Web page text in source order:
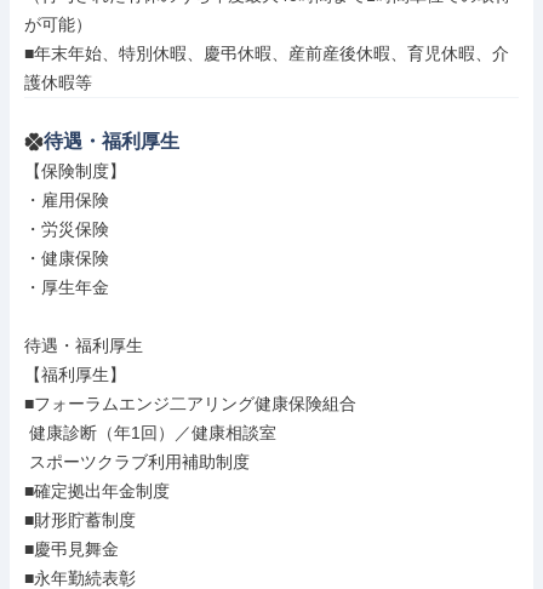
が可能）
■年末年始、特別休暇、慶弔休暇、産前産後休暇、育児休暇、介
護休暇等
待遇・福利厚生
【保険制度】
・雇用保険
・労災保険
・健康保険
・厚生年金
待遇・福利厚生
【福利厚生】
■フォーラムエンジ二アリング健康保険組合
■確定拠出年金制度
■財形貯蓄制度
■慶弔見舞金
■永年勤続表彰